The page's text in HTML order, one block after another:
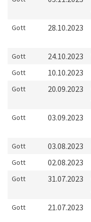
Gott 28.10.2023
Gott 24.10.2023
Gott 10.10.2023
Gott 20.09.2023
Gott 03.09.2023
Gott 03.08.2023
Gott 02.08.2023
Gott 31.07.2023
Gott 21.07.2023